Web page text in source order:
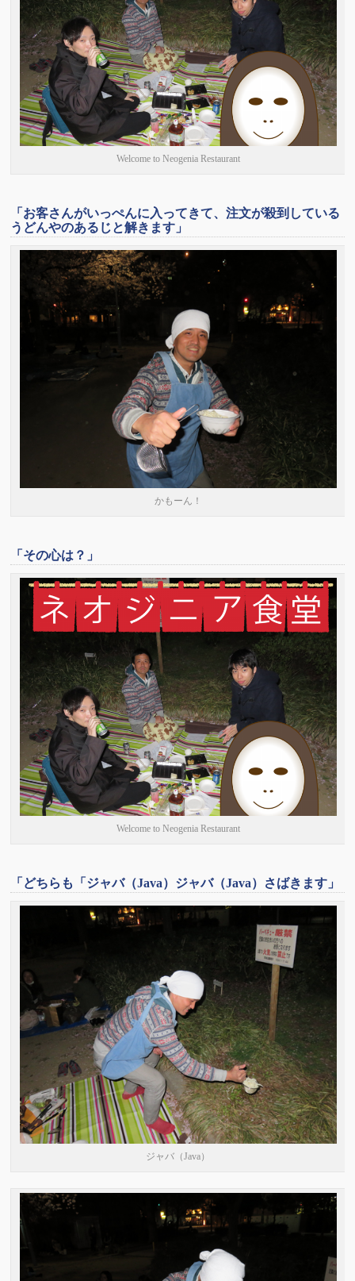
Welcome to Neogenia Restaurant
「お客さんがいっぺんに入ってきて、注文が殺到している
うどんやのあるじと解きます」
かもーん！
「その心は？」
Welcome to Neogenia Restaurant
「どちらも「ジャバ（Java）ジャバ（Java）さばきます」
ジャバ（Java）